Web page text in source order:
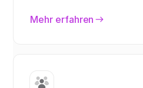
Mehr erfahren